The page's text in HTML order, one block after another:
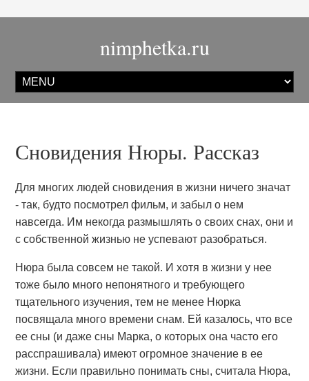
nimphetka.ru
Сновидения Нюры. Рассказ
Для многих людей сновидения в жизни ничего значат
- так, будто посмотрел фильм, и забыл о нем
навсегда. Им некогда размышлять о своих снах, они и
с собственной жизнью не успевают разобраться.
Нюра была совсем не такой. И хотя в жизни у нее
тоже было много непонятного и требующего
тщательного изучения, тем не менее Нюрка
посвящала много времени снам. Ей казалось, что все
ее сны (и даже сны Марка, о которых она часто его
расспрашивала) имеют огромное значение в ее
жизни. Если правильно понимать сны, считала Нюра,